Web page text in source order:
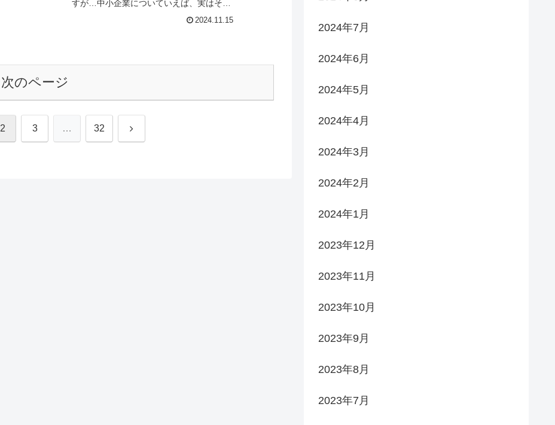
すが…中小企業についていえば、実はそん
り組んできたかにもよりますが...2024.11.15
次のページ
2 3 … 32 次
2024年7月
2024年6月
2024年5月
2024年4月
2024年3月
2024年2月
2024年1月
2023年12月
2023年11月
2023年10月
2023年9月
2023年8月
2023年7月